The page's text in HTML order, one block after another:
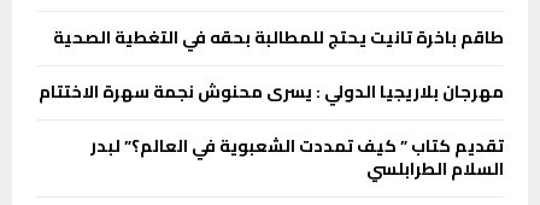
طاقم باخرة تانيت يحتج للمطالبة بحقه في التغطية الصحية
مهرجان بلاريجيا الدولي : يسرى محنوش نجمة سهرة الاختتام
تقديم كتاب ” كيف تمددت الشعبوية في العالم؟” لبدر
السلام الطرابلسي